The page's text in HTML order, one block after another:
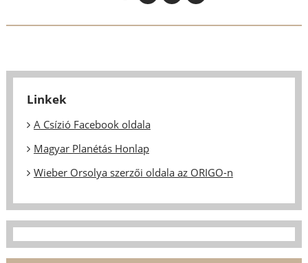
Linkek
A Csízió Facebook oldala
Magyar Planétás Honlap
Wieber Orsolya szerzői oldala az ORIGO-n